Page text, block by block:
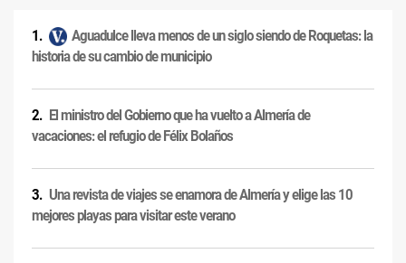
Aguadulce lleva menos de un siglo siendo de Roquetas: la
historia de su cambio de municipio
El ministro del Gobierno que ha vuelto a Almería de
vacaciones: el refugio de Félix Bolaños
Una revista de viajes se enamora de Almería y elige las 10
mejores playas para visitar este verano